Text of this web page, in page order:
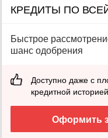
КРЕДИТЫ ПО
Быстрое
шанс одобрения
Доступно даже с
кредитной историей
Оформить